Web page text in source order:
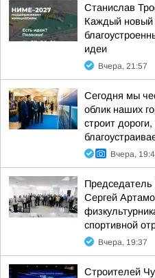
Станислав
Каждый новый
идеи
Вчера, 21:57
Сегодня мы
облик наших
строит
Вчера,
Сергей
спортивной
Вчера, 19:37
Строителей